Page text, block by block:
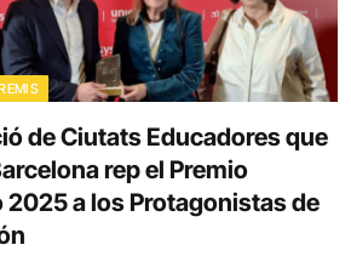
de Ciutats Educadores que
rep el Premio
a los Protagonistas de